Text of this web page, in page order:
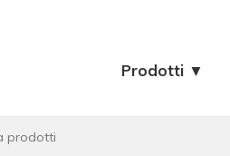
Prodotti ▼